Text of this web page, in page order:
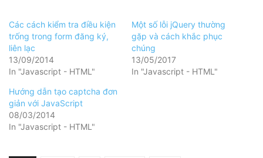
Các cách kiểm tra điều kiện
trống trong form đăng ký,
liên lạc
13/09/2014
In "Javascript - HTML"
Một số lỗi jQuery thường
gặp và cách khắc phục
chúng
13/05/2017
In "Javascript - HTML"
Hướng dẫn tạo captcha đơn
giản với JavaScript
08/03/2014
In "Javascript - HTML"